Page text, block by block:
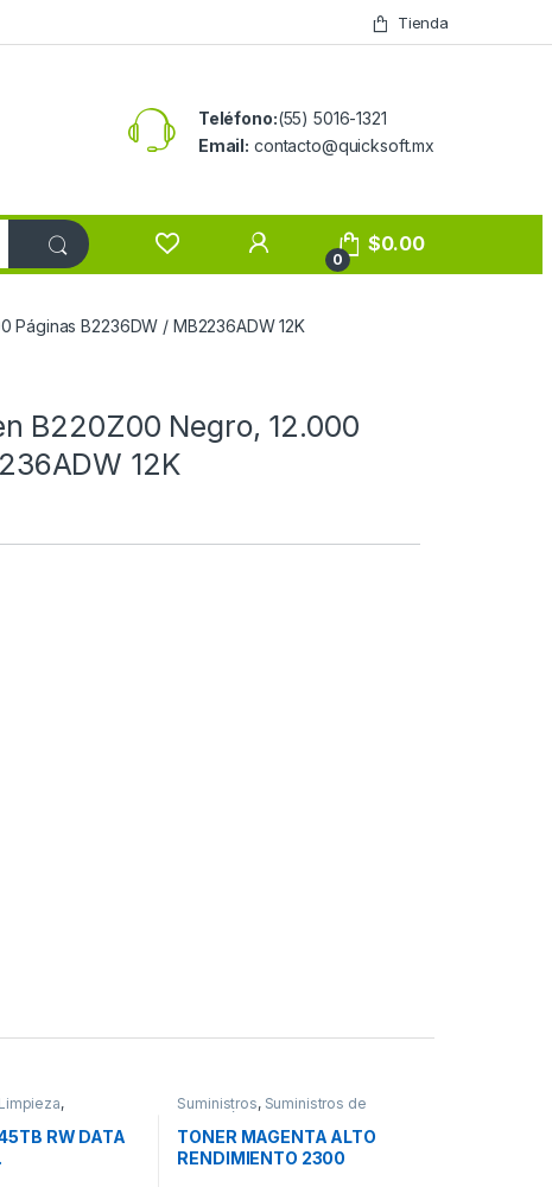
Tienda
Teléfono:(55) 5016-1321
Email: contacto@quicksoft.mx
0
$0.00
Páginas B2236DW / MB2236ADW 12K
B220Z00 Negro, 12.000
12K
,
RW DATA
Suministros, Suministros de
Impresión
TONER MAGENTA ALTO
RENDIMIENTO 2300